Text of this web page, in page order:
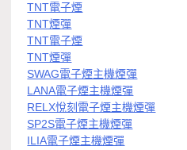
TNT電子煙
TNT煙彈
TNT電子煙
TNT煙彈
SWAG電子煙主機煙彈
LANA電子煙主機煙彈
RELX悅刻電子煙主機煙彈
SP2S電子煙主機煙彈
ILIA電子煙主機煙彈